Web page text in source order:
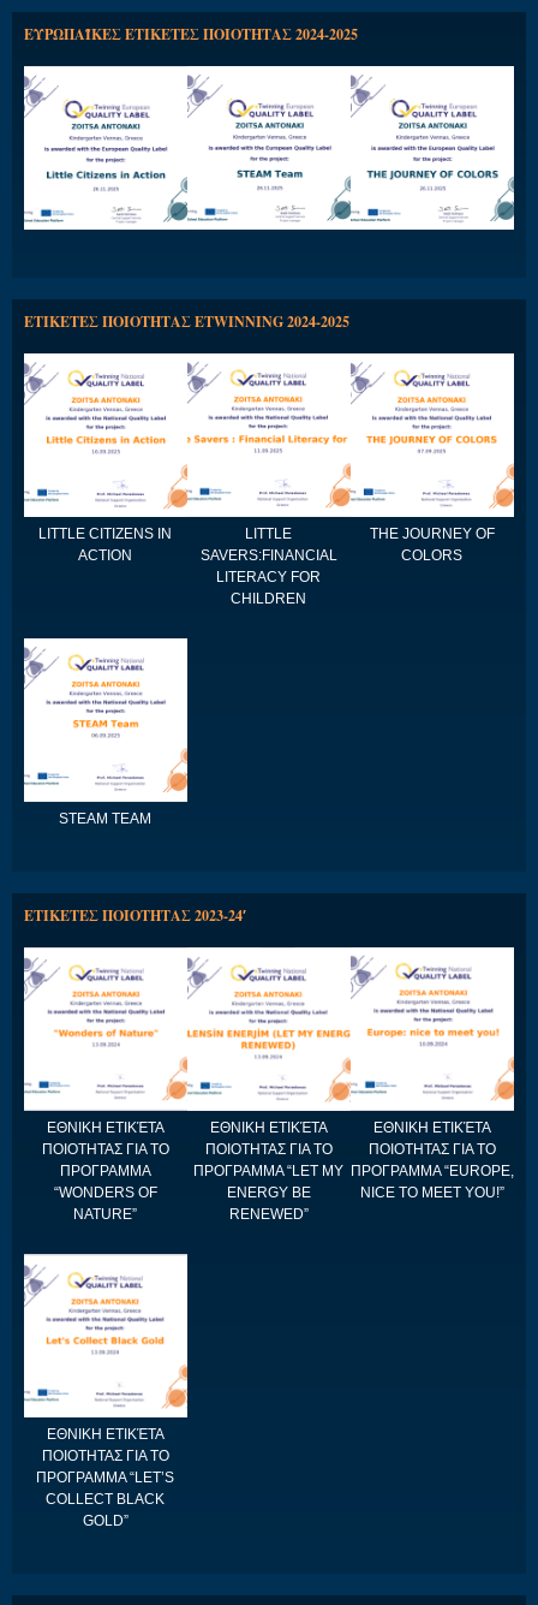
ΕΥΡΩΠΑΪΚΕΣ ΕΤΙΚΕΤΕΣ ΠΟΙΟΤΗΤΑΣ 2024-2025
ΕΤΙΚΕΤΕΣ ΠΟΙΟΤΗΤΑΣ ETWINNING 2024-2025
LITTLE CITIZENS IN
ACTION
LITTLE
SAVERS:FINANCIAL
LITERACY FOR
CHILDREN
THE JOURNEY OF
COLORS
STEAM TEAM
ΕΤΙΚΕΤΕΣ ΠΟΙΟΤΗΤΑΣ 2023-24′
ΕΘΝΙΚΗ ΕΤΙΚΈΤΑ
ΠΟΙΟΤΗΤΑΣ ΓΙΑ ΤΟ
ΠΡΟΓΡΑΜΜΑ
“WONDERS OF
NATURE”
ΕΘΝΙΚΗ ΕΤΙΚΈΤΑ
ΠΟΙΟΤΗΤΑΣ ΓΙΑ ΤΟ
ΠΡΟΓΡΑΜΜΑ “LET MY
ENERGY BE
RENEWED”
ΕΘΝΙΚΗ ΕΤΙΚΈΤΑ
ΠΟΙΟΤΗΤΑΣ ΓΙΑ ΤΟ
ΠΡΟΓΡΑΜΜΑ “EUROPE,
NICE TO MEET YOU!”
ΕΘΝΙΚΗ ΕΤΙΚΈΤΑ
ΠΟΙΟΤΗΤΑΣ ΓΙΑ ΤΟ
ΠΡΟΓΡΑΜΜΑ “LET’S
COLLECT BLACK
GOLD”